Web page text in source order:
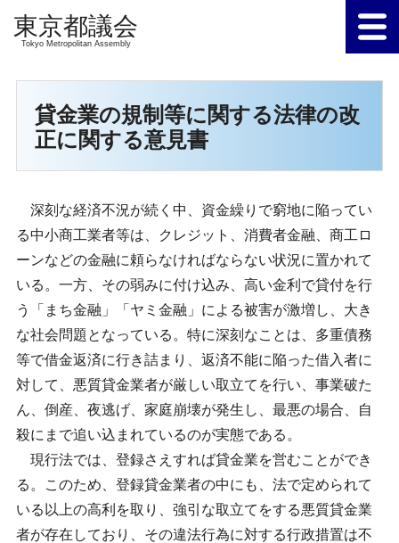
Tokyo Metropolitan Assembly
貸金業の規制等に関する法律の改
正に関する意見書
深刻な経済不況が続く中、資金繰りで窮地に陥ってい
る中小商工業者等は、クレジット、消費者金融、商工ロ
ーンなどの金融に頼らなければならない状況に置かれて
いる。一方、その弱みに付け込み、高い金利で貸付を行
う「まち金融」「ヤミ金融」による被害が激増し、大き
な社会問題となっている。特に深刻なことは、多重債務
等で借金返済に行き詰まり、返済不能に陥った借入者に
対して、悪質貸金業者が厳しい取立てを行い、事業破た
ん、倒産、夜逃げ、家庭崩壊が発生し、最悪の場合、自
殺にまで追い込まれているのが実態である。
現行法では、登録さえすれば貸金業を営むことができ
る。このため、登録貸金業者の中にも、法で定められて
いる以上の高利を取り、強引な取立てをする悪質貸金業
者が存在しており、その違法行為に対する行政措置は不